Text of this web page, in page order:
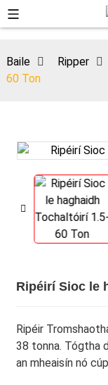
Baile Ripper
60 Ton
Ripéirí Sioc le
Ripéir
38 tonna. Tógtha
an mheaisín nó